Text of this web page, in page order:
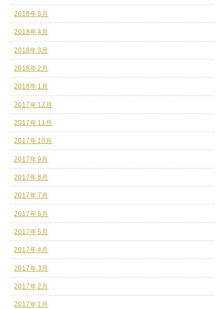
2018年5月
2018年4月
2018年3月
2018年2月
2018年1月
2017年12月
2017年11月
2017年10月
2017年9月
2017年8月
2017年7月
2017年6月
2017年5月
2017年4月
2017年3月
2017年2月
2017年1月